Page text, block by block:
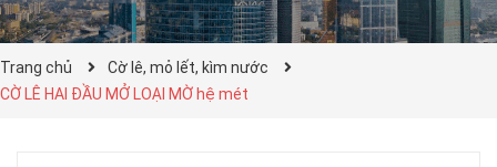
Trang chủ
Cờ lê, mỏ lết, kìm nước
CỜ LÊ HAI ĐẦU MỞ LOẠI MỜ hệ mét